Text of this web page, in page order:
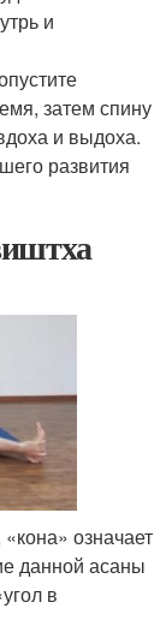
и
затем спину
и выдоха.
развития
означает
данной асаны
в